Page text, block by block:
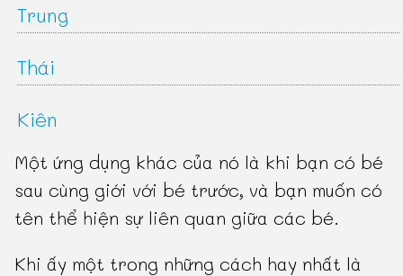
Trung
Thái
Kiên
Một ứng dụng khác của nó là khi bạn có bé
sau cùng giới với bé trước, và bạn muốn có
tên thể hiện sự liên quan giữa các bé.
Khi ấy một trong những cách hay nhất là